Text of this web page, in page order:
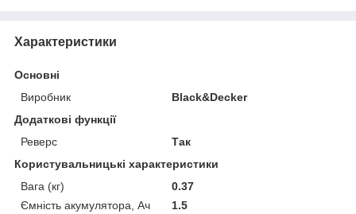
Характеристики
Основні
Виробник
Black&Decker
Додаткові функції
Реверс
Так
Користувальницькі характеристики
Вага (кг)
0.37
Ємність акумулятора, Ач
1.5